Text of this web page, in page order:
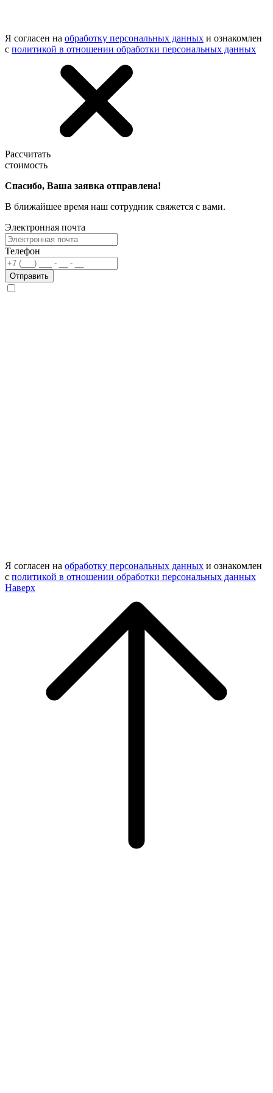
Я согласен на обработку персональных данных и ознакомлен
с политикой в отношении обработки персональных данных
Рассчитать
стоимость
Спасибо, Ваша заявка отправлена!
В ближайшее время наш сотрудник свяжется с вами.
Электронная почта
Телефон
Отправить
Я согласен на обработку персональных данных и ознакомлен
с политикой в отношении обработки персональных данных
Наверх